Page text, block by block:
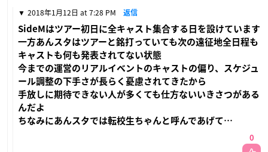
2018年1月12日 at 7:28 PM 返信
SideMはツアー初日に全キャスト集合する日を設けています
一方あんスタはツアーと銘打っていても次の遠征地全日程も
キャストも何も発表されてない状態
今までの運営のリアルイベントのキャストの偏り、スケジュ
ール調整の下手さが長らく憂慮されてきたから
手放しに期待できない人が多くても仕方ないいきさつがある
んだよ
ちなみにあんスタでは転校生ちゃんと呼んであげて…
0